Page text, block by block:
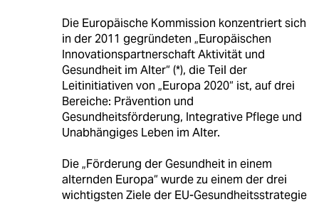
Die Europäische Kommission konzentriert sich
in der 2011 gegründeten „Europäischen
Innovationspartnerschaft Aktivität und
Gesundheit im Alter“ (*), die Teil der
Leitinitiativen von „Europa 2020“ ist, auf drei
Bereiche: Prävention und
Gesundheitsförderung, Integrative Pflege und
Unabhängiges Leben im Alter.
Die „Förderung der Gesundheit in einem
alternden Europa“ wurde zu einem der drei
wichtigsten Ziele der EU-Gesundheitsstrategie